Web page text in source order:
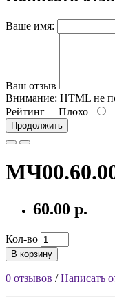
Ваше имя:
Ваш отзыв
Внимание: HTML не
Рейтинг Плохо
Продолжить
60.00 р.
Кол-во
В корзину
0 отзывов /Написать